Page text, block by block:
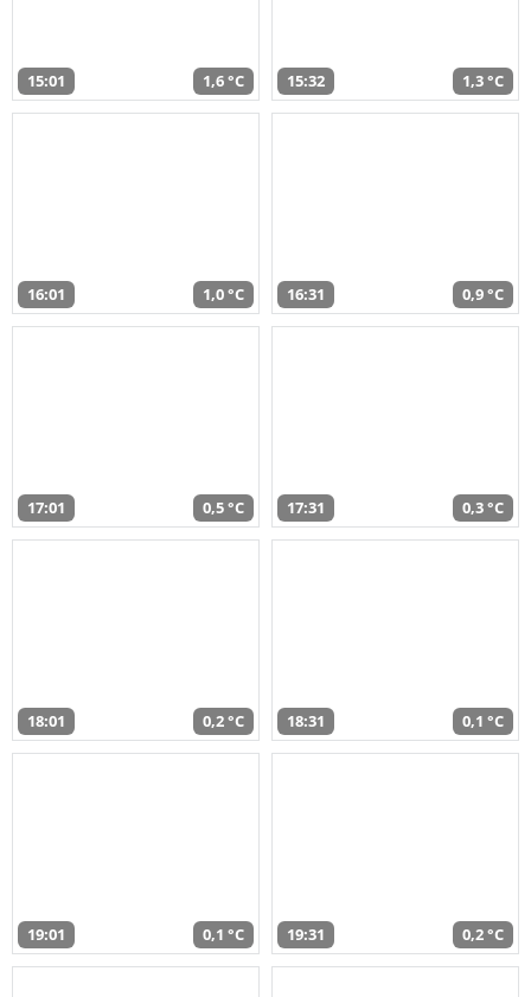
15:01 1,6 °C 15:32 1,3 °C
16:01 1,0 °C 16:31 0,9 °C
17:01 0,5 °C 17:31 0,3 °C
18:01 0,2 °C 18:31 0,1 °C
19:01 0,1 °C 19:31 0,2 °C